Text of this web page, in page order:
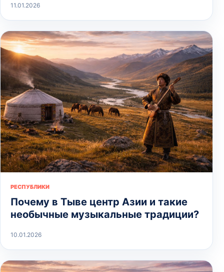
11.01.2026
РЕСПУБЛИКИ
Почему в Тыве центр Азии и такие
необычные музыкальные традиции?
10.01.2026